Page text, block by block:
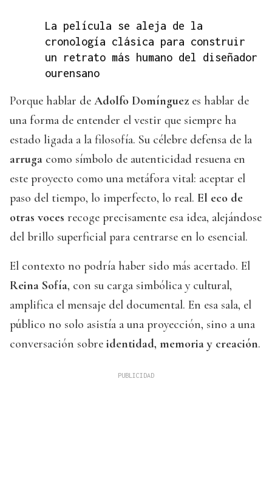
La película se aleja de la
cronología clásica para construir
un retrato más humano del diseñador
ourensano
Porque hablar de Adolfo Domínguez es hablar de
una forma de entender el vestir que siempre ha
estado ligada a la filosofía. Su célebre defensa de la
arruga como símbolo de autenticidad resuena en
este proyecto como una metáfora vital: aceptar el
paso del tiempo, lo imperfecto, lo real. El eco de
otras voces recoge precisamente esa idea, alejándose
del brillo superficial para centrarse en lo esencial.
El contexto no podría haber sido más acertado. El
Reina Sofía, con su carga simbólica y cultural,
amplifica el mensaje del documental. En esa sala, el
público no solo asistía a una proyección, sino a una
conversación sobre identidad, memoria y creación.